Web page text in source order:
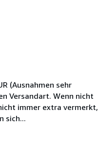
(Ausnahmen sehr
Versandart. Wenn nicht
immer extra vermerkt,
sich...